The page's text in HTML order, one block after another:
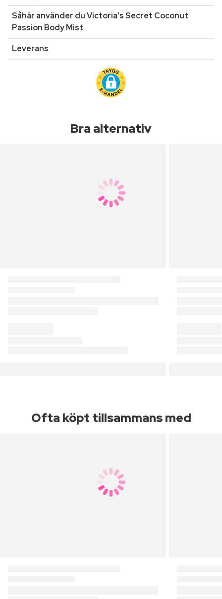
Såhär använder du Victoria's Secret Coconut
Passion Body Mist
Leverans
Bra alternativ
Ofta köpt tillsammans med